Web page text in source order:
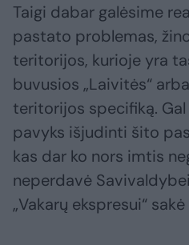
Taigi dabar galėsime
pastato problemas,
teritorijos, kurioje yra
buvusios „Laivitės“
teritorijos specifiką.
pavyks išjudinti šito
kas dar ko nors imtis
neperdavė
„Vakarų ekspresui“ sakė